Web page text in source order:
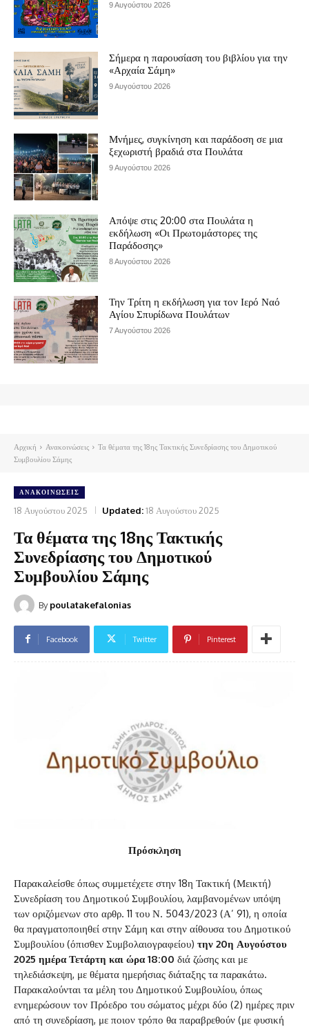
9 Αυγούστου 2026
Σήμερα η παρουσίαση του βιβλίου για την
«Αρχαία Σάμη»
9 Αυγούστου 2026
Μνήμες, συγκίνηση και παράδοση σε μια
ξεχωριστή βραδιά στα Πουλάτα
9 Αυγούστου 2026
Απόψε στις 20:00 στα Πουλάτα η
εκδήλωση «Οι Πρωτομάστορες της
Παράδοσης»
8 Αυγούστου 2026
Την Τρίτη η εκδήλωση για τον Ιερό Ναό
Αγίου Σπυρίδωνα Πουλάτων
7 Αυγούστου 2026